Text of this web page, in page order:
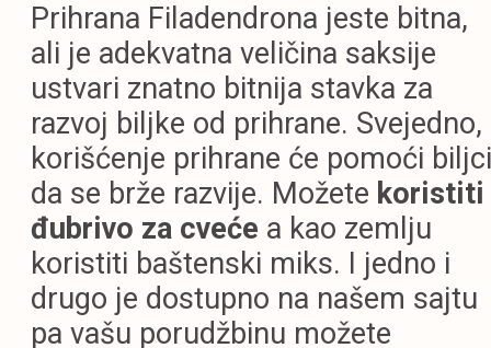
Prihrana Filadendrona jeste bitna,
ali je adekvatna veličina saksije
ustvari znatno bitnija stavka za
razvoj biljke od prihrane. Svejedno,
korišćenje prihrane će pomoći biljci
da se brže razvije. Možete koristiti
đubrivo za cveće a kao zemlju
koristiti baštenski miks. I jedno i
drugo je dostupno na našem sajtu
pa vašu porudžbinu možete